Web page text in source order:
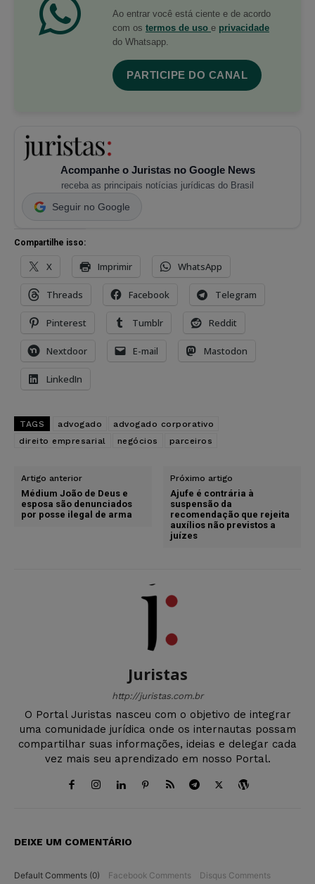
Ao entrar você está ciente e de acordo
com os termos de uso e privacidade
do Whatsapp.
PARTICIPE DO CANAL
Acompanhe o Juristas no Google News
receba as principais notícias jurídicas do Brasil
Seguir no Google
Compartilhe isso:
X Imprimir WhatsApp
Threads Facebook Telegram
Pinterest Tumblr Reddit
Nextdoor E-mail Mastodon
LinkedIn
TAGS advogado
advogado corporativo
direito empresarial
negócios parceiros
Artigo anterior
Médium João de Deus e
esposa são denunciados
por posse ilegal de arma
Próximo artigo
Ajufe é contrária à
suspensão da
recomendação que rejeita
auxílios não previstos a
juízes
Juristas
http://juristas.com.br
O Portal Juristas nasceu com o objetivo de integrar
uma comunidade jurídica onde os internautas possam
compartilhar suas informações, ideias e delegar cada
vez mais seu aprendizado em nosso Portal.
DEIXE UM COMENTÁRIO
Default Comments (0) Facebook Comments Disqus Comments